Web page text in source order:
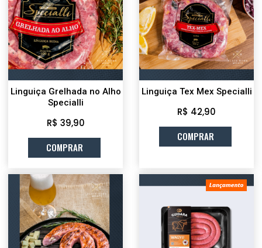
Linguiça Grelhada no Alho
Specialli
R$ 39,90
COMPRAR
Linguiça Tex Mex Specialli
R$ 42,90
COMPRAR